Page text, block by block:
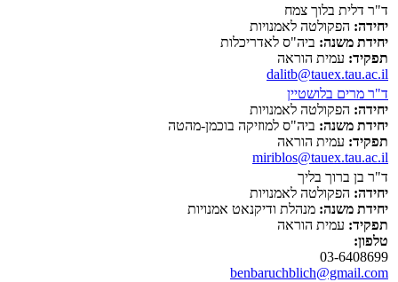
ד"ר דלית בלוך צמח
יחידה: הפקולטה לאמנויות
יחידת משנה: ביה"ס לאדריכלות
תפקיד: עמית הוראה
dalitb@tauex.tau.ac.il
ד"ר מרים בלושטיין
יחידה: הפקולטה לאמנויות
יחידת משנה: ביה"ס למוזיקה בוכמן-מהטה
תפקיד: עמית הוראה
miriblos@tauex.tau.ac.il
ד"ר בן ברוך בליך
יחידה: הפקולטה לאמנויות
יחידת משנה: מנהלת ודיקנאט אמנויות
תפקיד: עמית הוראה
טלפון:
03-6408699
benbaruchblich@gmail.com